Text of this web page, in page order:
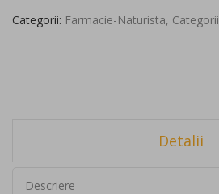
Categorii: Farmacie-Naturista, Categorii
Detalii
Descriere